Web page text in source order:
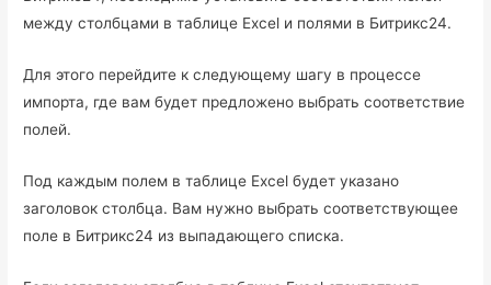
между столбцами в таблице Excel и полями в Битрикс24.
Для этого перейдите к следующему шагу в процессе
импорта, где вам будет предложено выбрать соответствие
полей.
Под каждым полем в таблице Excel будет указано
заголовок столбца. Вам нужно выбрать соответствующее
поле в Битрикс24 из выпадающего списка.